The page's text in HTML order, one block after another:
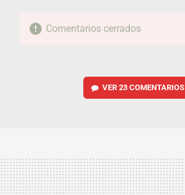
Comentarios cerrados
VER 23 COMENTARIOS